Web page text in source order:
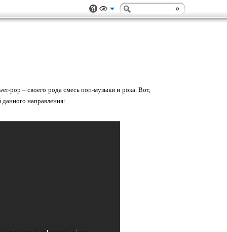
pop – своего рода смесь поп-музыки и рока. Вот,
направления: